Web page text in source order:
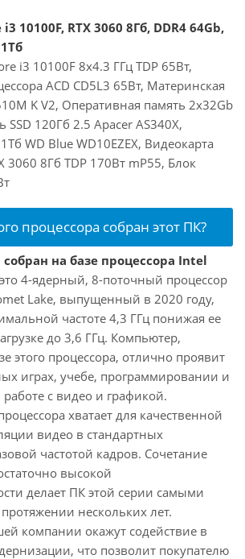
10100F, RTX 3060 8Гб, DDR4 64Gb,
i3 10100F 8x4.3 ГГц TDP 65Вт,
ACD CD5L3 65Вт, Материнская
K V2, Оперативная память 2x32Gb
SSD 120Гб 2.5 Apacer AS340X,
WD Blue WD10EZEX, Видеокарта
3060 8Гб TDP 170Вт mP55, Блок
процессора собран этот ПК?
на базе процессора Intel
4-ядерный, 8-поточный процессор
Lake, выпущенный в 2020 году,
частоте 4,3 ГГц понижая ее
до 3,6 ГГц. Компьютер,
этого процессора, отлично проявит
играх, учебе, программировании и
с видео и графикой.
хватает для качественной
видео в стандартных
частотой кадров. Сочетание
высокой
делает ПК этой серии самыми
нескольких лет.
компании окажут содействие в
что позволит покупателю